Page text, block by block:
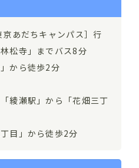
京あだちキャンパス］行
松寺」までバス8分
から徒歩2分
綾瀬駅」から「花畑三丁
目」から徒歩2分